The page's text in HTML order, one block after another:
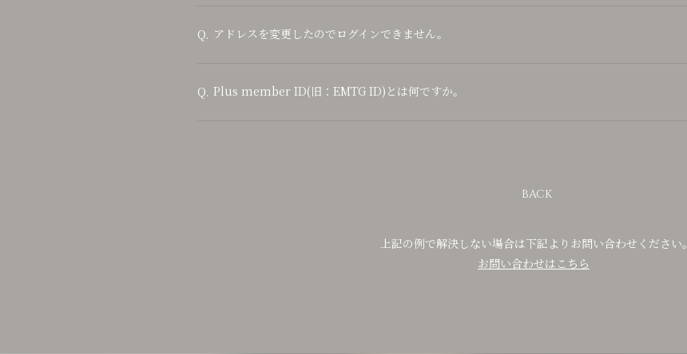
Q. アドレスを変更したのでログインできません。
Q. Plus member ID(旧：EMTG ID)とは何ですか。
BACK
上記の例で解決しない場合は下記よりお問い合わせください。
お問い合わせはこちら